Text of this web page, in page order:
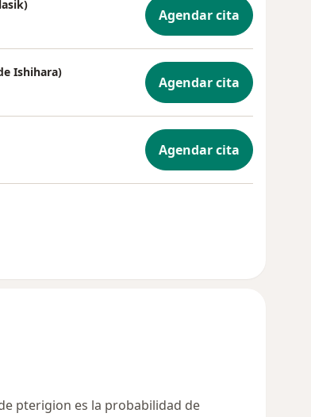
una
de los
que
con
y
de
ciento
96.
a
otras
conservar
Agendar cita
Ishihara)
Agendar cita
Agendar cita
pterigion es la probabilidad de